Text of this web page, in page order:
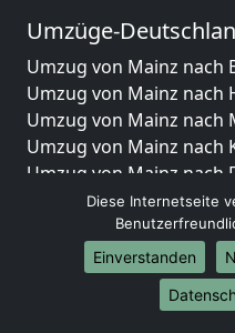
Umzüge-
Umzug von Mainz nach
Umzug von Mainz nach
Umzug von Mainz nach
Umzug von Mainz nach
Umzug von Mainz nach
Umzug von Mainz
Umzug von Mainz
Umzug von Mainz nach
Umzug von Mainz
Umzug von Mainz nach
Diese Internetseite
Einverstanden